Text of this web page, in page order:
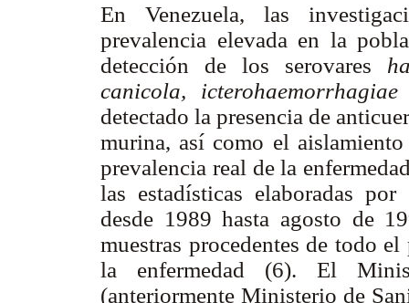
En Venezuela, las
prevalencia elevada en la
detección de los serovares
canicola,
detectado la presencia de
murina, así como el
prevalencia real de la
las estadísticas elaboradas
desde 1989 hasta agosto de
muestras procedentes de todo
la enfermedad (6). El
(anteriormente Ministerio de